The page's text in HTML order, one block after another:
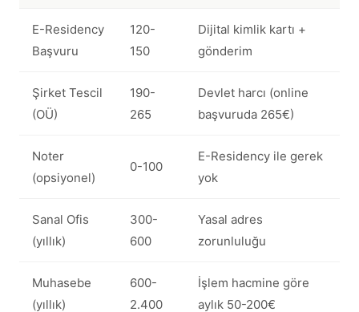
E-Residency
Başvuru
120-
150
Dijital kimlik kartı +
gönderim
Şirket Tescil
(OÜ)
190-
265
Devlet harcı (online
başvuruda 265€)
Noter
(opsiyonel)
0-100
E-Residency ile gerek
yok
Sanal Ofis
(yıllık)
300-
600
Yasal adres
zorunluluğu
Muhasebe
(yıllık)
600-
2.400
İşlem hacmine göre
aylık 50-200€